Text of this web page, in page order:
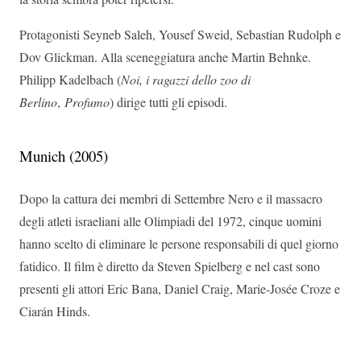
Protagonisti Seyneb Saleh, Yousef Sweid, Sebastian Rudolph e
Dov Glickman. Alla sceneggiatura anche Martin Behnke.
Philipp Kadelbach (Noi, i ragazzi dello zoo di
Berlino, Profumo) dirige tutti gli episodi.
Munich (2005)
Dopo la cattura dei membri di Settembre Nero e il massacro
degli atleti israeliani alle Olimpiadi del 1972, cinque uomini
hanno scelto di eliminare le persone responsabili di quel giorno
fatidico. Il film è diretto da Steven Spielberg e nel cast sono
presenti gli attori Eric Bana, Daniel Craig, Marie-Josée Croze e
Ciarán Hinds.